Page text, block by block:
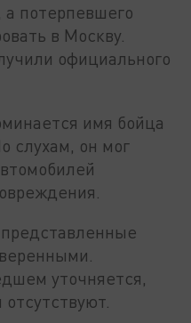
потерпевшего
в Москву.
официального
имя бойца
слухам, он мог
уточняется,